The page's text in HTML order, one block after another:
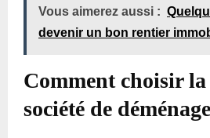
Vous aimerez aussi :
devenir un bon rentier
Comment choisir
société de